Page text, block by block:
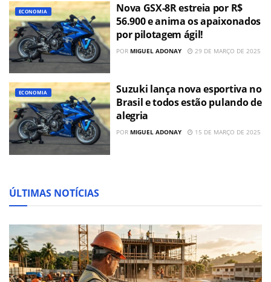
ECONOMIA
Nova GSX-8R estreia por R$
56.900 e anima os apaixonados
por pilotagem ágil!
POR MIGUEL ADONAY 29 DE MARÇO DE 2025
ECONOMIA
Suzuki lança nova esportiva no
Brasil e todos estão pulando de
alegria
POR MIGUEL ADONAY 15 DE MARÇO DE 2025
ÚLTIMAS NOTÍCIAS